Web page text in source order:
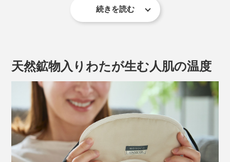
実は、目元の血行不良は、全身の冷えや不調につながり
目は、体温センサーがある延髄・脊髄の近くにあって、
冷やすと、全身まで冷えやすくなるからです。
働きすぎた目には、アイマスクをぜひ。目の周りを温め
ることで血行が刺激されるから、手足の先まで温まりや
すくなります。
続きを読む
天然鉱物入りわたが生む人肌の温度